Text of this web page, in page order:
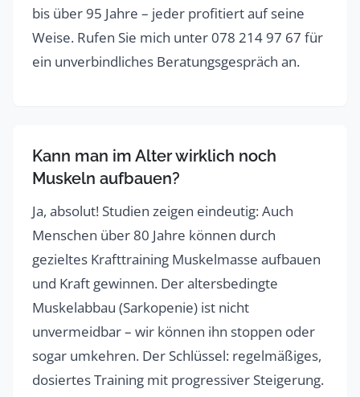
bis über 95 Jahre – jeder profitiert auf seine
Weise. Rufen Sie mich unter 078 214 97 67 für
ein unverbindliches Beratungsgespräch an.
Kann man im Alter wirklich noch
Muskeln aufbauen?
Ja, absolut! Studien zeigen eindeutig: Auch
Menschen über 80 Jahre können durch
gezieltes Krafttraining Muskelmasse aufbauen
und Kraft gewinnen. Der altersbedingte
Muskelabbau (Sarkopenie) ist nicht
unvermeidbar – wir können ihn stoppen oder
sogar umkehren. Der Schlüssel: regelmäßiges,
dosiertes Training mit progressiver Steigerung.